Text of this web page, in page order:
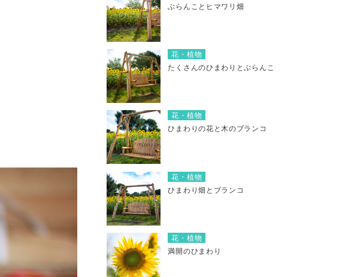
ぶらんことヒマワリ畑
花・植物
たくさんのひまわりとぶらんこ
花・植物
ひまわりの花と木のブランコ
花・植物
ひまわり畑とブランコ
花・植物
満開のひまわり